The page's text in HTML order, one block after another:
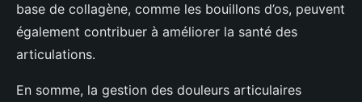
base de collagène, comme les bouillons d’os, peuvent
également contribuer à améliorer la santé des
articulations.
En somme, la gestion des douleurs articulaires